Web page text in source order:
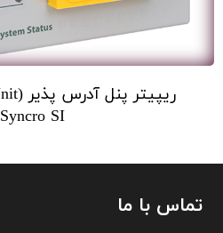
Syncro SI
تماس با ما